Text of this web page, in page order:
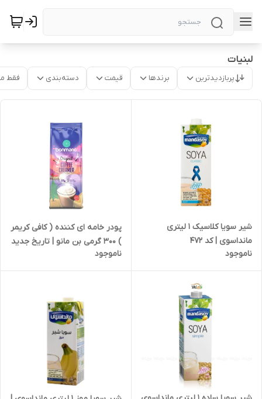
لبنیات
پربازدیدترین برندها قیمت دسته‌بندی فقط
شیر سویا کلاسیک 1 لیتری
مانداسوی | کد 472
ناموجود
پودر خامه ای کننده ( کافی کریمر
) 300 گرمی بن مانو | تاریخ جدید
انقضاء 1407/03 | کد 356
ناموجود